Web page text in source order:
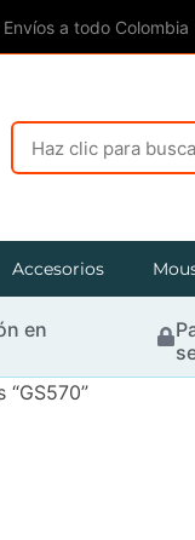
a todo Colombia
Accesorios
en